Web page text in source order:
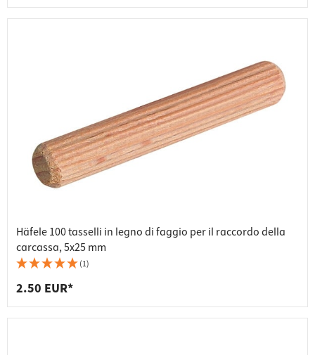
Häfele 100 tasselli in legno di faggio per il raccordo della
carcassa, 5x25 mm
(1)
2.50 EUR*